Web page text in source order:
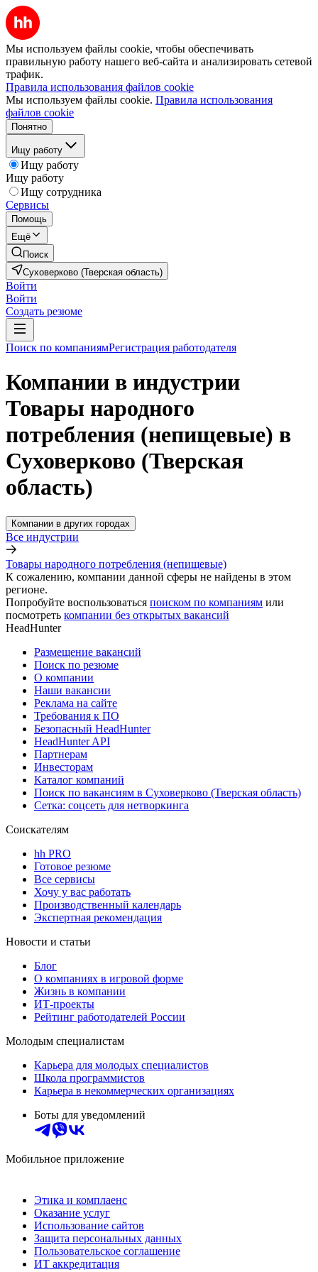
Мы используем файлы cookie, чтобы обеспечивать
правильную работу нашего веб-сайта и анализировать сетевой
трафик.
Правила использования файлов cookie
Мы используем файлы cookie. Правила использования
файлов cookie
Понятно
Ищу работу
Ищу работу
Ищу работу
Ищу сотрудника
Сервисы
Помощь
Ещё
Поиск
Суховерково (Тверская область)
Войти
Войти
Создать резюме
Поиск по компаниямРегистрация работодателя
Компании в индустрии
Товары народного
потребления (непищевые) в
Суховерково (Тверская
область)
Компании в других городах
Все индустрии
Товары народного потребления (непищевые)
К сожалению, компании данной сферы не найдены в этом
регионе.
Попробуйте воспользоваться поиском по компаниям или
посмотреть компании без открытых вакансий
HeadHunter
Размещение вакансий
Поиск по резюме
О компании
Наши вакансии
Реклама на сайте
Требования к ПО
Безопасный HeadHunter
HeadHunter API
Партнерам
Инвесторам
Каталог компаний
Поиск по вакансиям в Суховерково (Тверская область)
Сетка: соцсеть для нетворкинга
Соискателям
hh PRO
Готовое резюме
Все сервисы
Хочу у вас работать
Производственный календарь
Экспертная рекомендация
Новости и статьи
Блог
О компаниях в игровой форме
Жизнь в компании
ИТ-проекты
Рейтинг работодателей России
Молодым специалистам
Карьера для молодых специалистов
Школа программистов
Карьера в некоммерческих организациях
Боты для уведомлений
Мобильное приложение
Этика и комплаенс
Оказание услуг
Использование сайтов
Защита персональных данных
Пользовательское соглашение
ИТ аккредитация